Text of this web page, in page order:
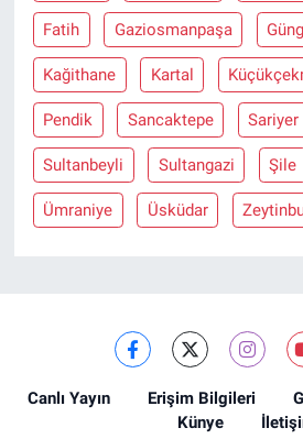
Fatih Gaziosmanpaşa
Kağithane Kartal
Pendik Sancaktepe Sariyer
Sultanbeyli Sultangazi Şile
Ümraniye Üsküdar
Canlı Yayın Erişim Bilgileri
Künye